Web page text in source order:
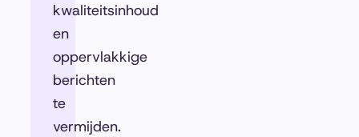
kwaliteitsinhoud
en
oppervlakkige
berichten
te
vermijden.